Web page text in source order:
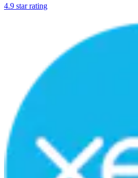
4.9 star rating